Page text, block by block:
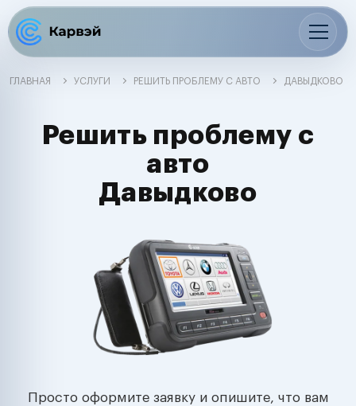
ГЛАВНАЯ УСЛУГИ РЕШИТЬ ПРОБЛЕМУ С АВТО ДАВЫДКОВО
Решить проблему с
авто
Давыдково
Просто оформите заявку и опишите, что вам